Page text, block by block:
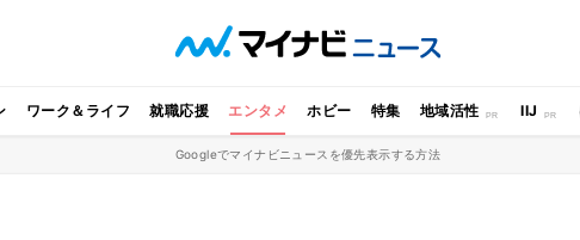
ワーク＆ライフ 就職応援 エンタメ ホビー 特集 地域活性 IIJ
Googleでマイナビニュースを優先表示する方法